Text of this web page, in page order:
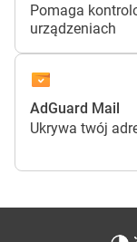
Pomaga
urządzeniach
AdGuard Mail
Ukrywa twój